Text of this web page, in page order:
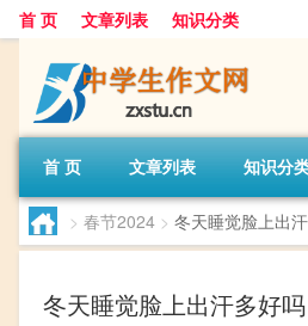
首 页 文章列表 知识分类
首 页 文章列表 知识分
> 春节2024 > 冬天睡觉脸上出
冬天睡觉脸上出汗多好吗